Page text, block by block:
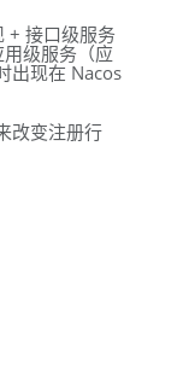
+ 接口级服务
级服务（应
出现在 Nacos
改变注册行